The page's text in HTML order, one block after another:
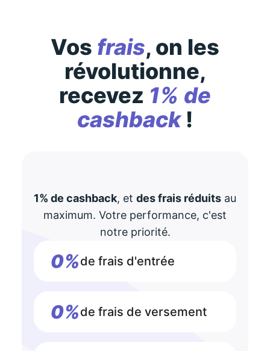
Vos frais, on les
révolutionne,
recevez 1% de
cashback!
1% de cashback, et des frais réduits au
maximum. Votre performance, c'est
notre priorité.
0%de frais d'entrée
0%de frais de versement